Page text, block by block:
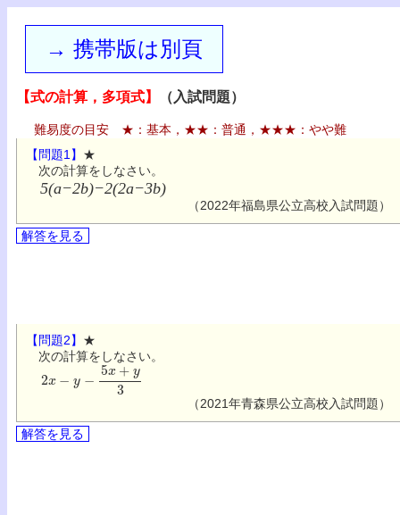
→ 携帯版は別頁
【式の計算，多項式】 （入試問題）
難易度の目安 ★：基本，★★：普通，★★★：やや難
【問題1】 ★
次の計算をしなさい。
5(a−2b)−2(2a−3b)
（2022年福島県公立高校入試問題）
解答を見る
【問題2】 ★
次の計算をしなさい。
2 +y3
（2021年青森県公立高校入試問題）
解答を見る